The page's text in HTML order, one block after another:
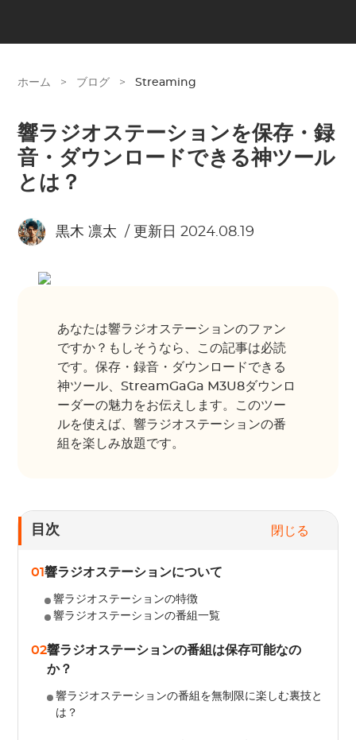
ホーム > ブログ > Streaming
響ラジオステーションを保存・録
音・ダウンロードできる神ツール
とは？
黒木 凛太 / 更新日 2024.08.19
あなたは響ラジオステーションのファン
ですか？もしそうなら、この記事は必読
です。保存・録音・ダウンロードできる
神ツール、StreamGaGa M3U8ダウンロ
ーダーの魅力をお伝えします。このツー
ルを使えば、響ラジオステーションの番
組を楽しみ放題です。
目次 閉じる
01響ラジオステーションについて
響ラジオステーションの特徴
響ラジオステーションの番組一覧
02響ラジオステーションの番組は保存可能なの
か？
響ラジオステーションの番組を無制限に楽しむ裏技と
は？